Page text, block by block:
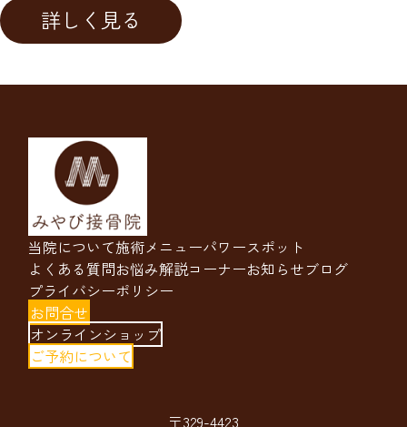
詳しく見る
当院について施術メニューパワースポット
よくある質問お悩み解説コーナーお知らせブログ
プライバシーポリシー
お問合せ
オンラインショップ
ご予約について
〒329-4423